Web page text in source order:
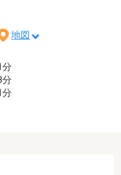
地図